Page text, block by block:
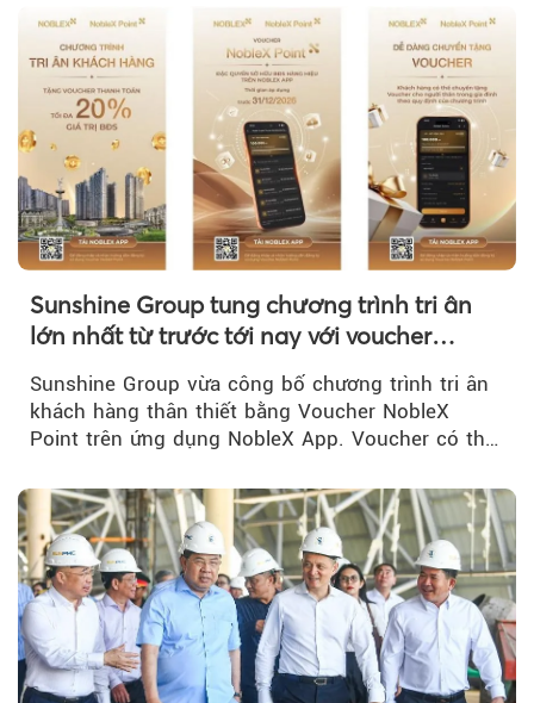
Sunshine Group tung chương trình tri ân
lớn nhất từ trước tới nay với voucher
Sunshine Group vừa công bố chương trình tri ân
khách hàng thân thiết bằng Voucher NobleX
Point trên ứng dụng NobleX App. Voucher có thể